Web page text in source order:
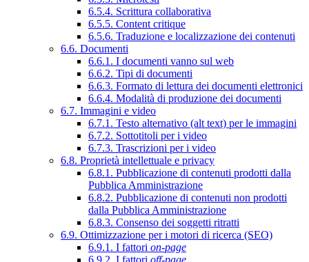
6.5.4. Scrittura collaborativa
6.5.5. Content critique
6.5.6. Traduzione e localizzazione dei contenuti
6.6. Documenti
6.6.1. I documenti vanno sul web
6.6.2. Tipi di documenti
6.6.3. Formato di lettura dei documenti elettronici
6.6.4. Modalità di produzione dei documenti
6.7. Immagini e video
6.7.1. Testo alternativo (alt text) per le immagini
6.7.2. Sottotitoli per i video
6.7.3. Trascrizioni per i video
6.8. Proprietà intellettuale e privacy
6.8.1. Pubblicazione di contenuti prodotti dalla
Pubblica Amministrazione
6.8.2. Pubblicazione di contenuti non prodotti
dalla Pubblica Amministrazione
6.8.3. Consenso dei soggetti ritratti
6.9. Ottimizzazione per i motori di ricerca (SEO)
6.9.1. I fattori on-page
6.9.2. I fattori off-page